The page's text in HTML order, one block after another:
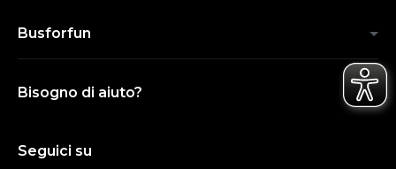
Busforfun
Bisogno di aiuto?
Seguici su